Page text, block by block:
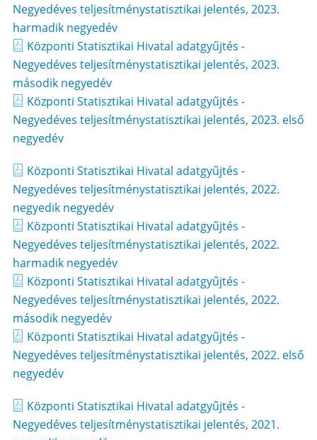
Negyedéves teljesítménystatisztikai jelentés, 2023.
harmadik negyedév
Központi Statisztikai Hivatal adatgyűjtés -
Negyedéves teljesítménystatisztikai jelentés, 2023.
második negyedév
Központi Statisztikai Hivatal adatgyűjtés -
Negyedéves teljesítménystatisztikai jelentés, 2023. első
negyedév
Központi Statisztikai Hivatal adatgyűjtés -
Negyedéves teljesítménystatisztikai jelentés, 2022.
negyedik negyedév
Központi Statisztikai Hivatal adatgyűjtés -
Negyedéves teljesítménystatisztikai jelentés, 2022.
harmadik negyedév
Központi Statisztikai Hivatal adatgyűjtés -
Negyedéves teljesítménystatisztikai jelentés, 2022.
második negyedév
Központi Statisztikai Hivatal adatgyűjtés -
Negyedéves teljesítménystatisztikai jelentés, 2022. első
negyedév
Központi Statisztikai Hivatal adatgyűjtés -
Negyedéves teljesítménystatisztikai jelentés, 2021.